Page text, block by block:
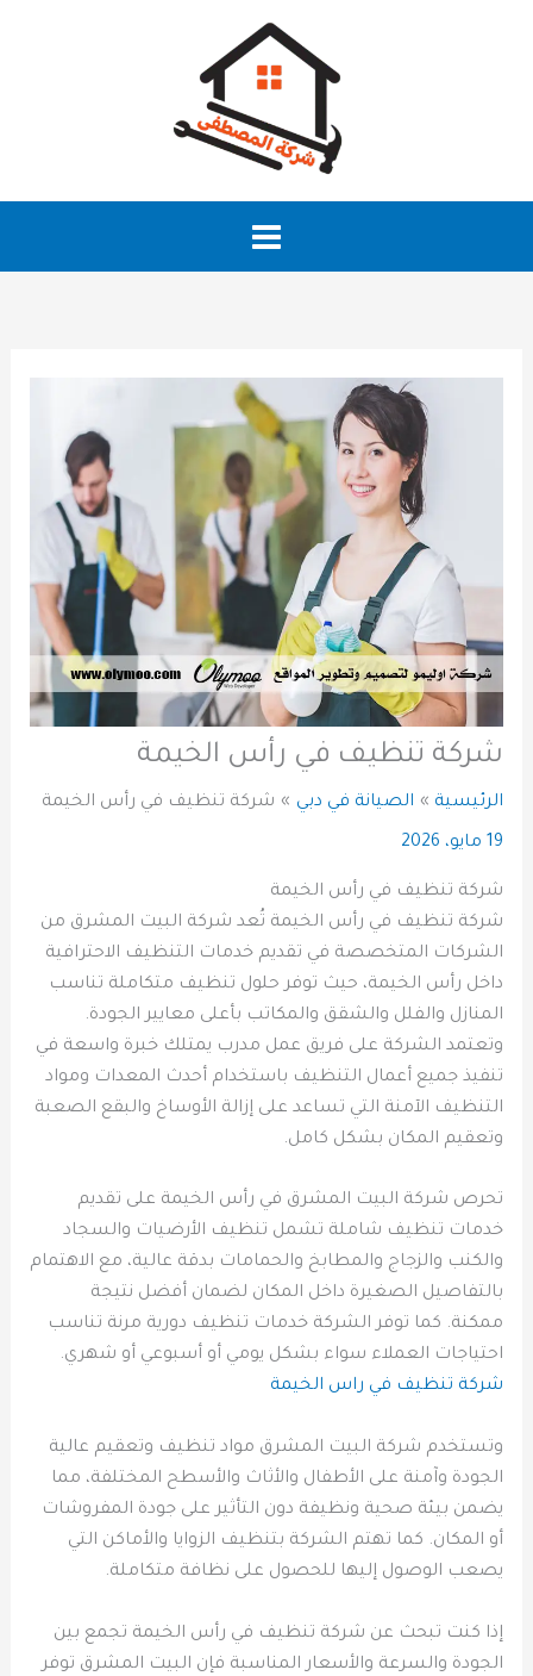
شركة تنظيف في رأس الخيمة
الرئيسية الصيانة في دبي شركة تنظيف في رأس الخيمة
19 مايو، 2026
شركة تنظيف في رأس الخيمة
شركة تنظيف في رأس الخيمة تُعد شركة البيت المشرق من
الشركات المتخصصة في تقديم خدمات التنظيف الاحترافية
داخل رأس الخيمة، حيث توفر حلول تنظيف متكاملة تناسب
المنازل والفلل والشقق والمكاتب بأعلى معايير الجودة.
وتعتمد الشركة على فريق عمل مدرب يمتلك خبرة واسعة في
تنفيذ جميع أعمال التنظيف باستخدام أحدث المعدات ومواد
التنظيف الآمنة التي تساعد على إزالة الأوساخ والبقع الصعبة
وتعقيم المكان بشكل كامل.
تحرص شركة البيت المشرق في رأس الخيمة على تقديم
خدمات تنظيف شاملة تشمل تنظيف الأرضيات والسجاد
والكنب والزجاج والمطابخ والحمامات بدقة عالية، مع الاهتمام
بالتفاصيل الصغيرة داخل المكان لضمان أفضل نتيجة
ممكنة. كما توفر الشركة خدمات تنظيف دورية مرنة تناسب
احتياجات العملاء سواء بشكل يومي أو أسبوعي أو شهري.
شركة تنظيف في راس الخيمة
وتستخدم شركة البيت المشرق مواد تنظيف وتعقيم عالية
الجودة وآمنة على الأطفال والأثاث والأسطح المختلفة، مما
يضمن بيئة صحية ونظيفة دون التأثير على جودة المفروشات
أو المكان. كما تهتم الشركة بتنظيف الزوايا والأماكن التي
يصعب الوصول إليها للحصول على نظافة متكاملة.
إذا كنت تبحث عن شركة تنظيف في رأس الخيمة تجمع بين
الجودة والسرعة والأسعار المناسبة فإن البيت المشرق توفر